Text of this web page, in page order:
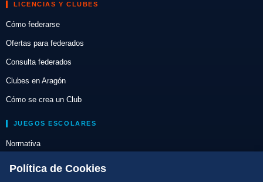
LICENCIAS Y CLUBES
Cómo federarse
Ofertas para federados
Consulta federados
Clubes en Aragón
Cómo se crea un Club
JUEGOS ESCOLARES
Normativa
Escuelas de Triatlón
Política de Cookies